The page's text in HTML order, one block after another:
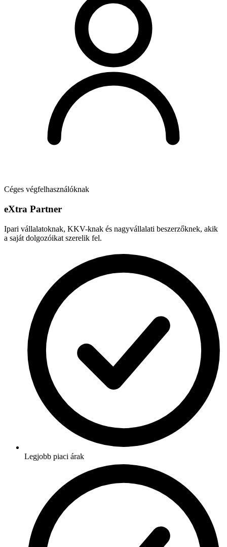
Céges végfelhasználóknak
eXtra Partner
Ipari vállalatoknak, KKV-knak és nagyvállalati beszerzőknek, akik
a saját dolgozóikat szerelik fel.
Legjobb piaci árak